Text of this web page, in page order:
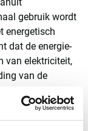
gebruik wordt
energetisch
dat de energie-
van elektriciteit,
van de
vergroening